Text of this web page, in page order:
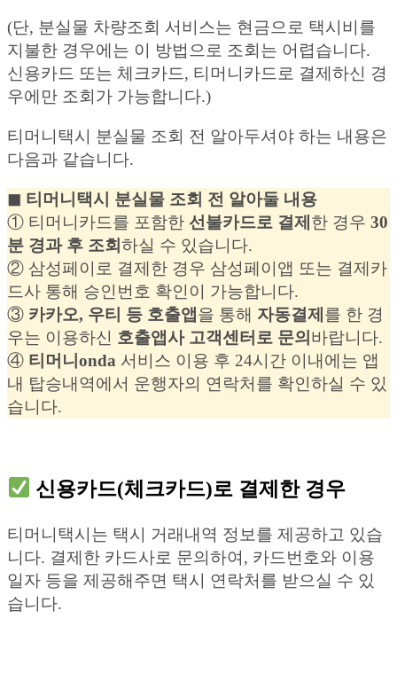
(단, 분실물 차량조회 서비스는 현금으로 택시비를
지불한 경우에는 이 방법으로 조회는 어렵습니다.
신용카드 또는 체크카드, 티머니카드로 결제하신 경
우에만 조회가 가능합니다.)
티머니택시 분실물 조회 전 알아두셔야 하는 내용은
다음과 같습니다.
◼︎ 티머니택시 분실물 조회 전 알아둘 내용
① 티머니카드를 포함한 선불카드로 결제 한 경우 30
분 경과 후 조회하실 수 있습니다.
② 삼성페이로 결제한 경우 삼성페이앱 또는 결제카
드사 통해 승인번호 확인이 가능합니다.
③ 카카오, 우티 등 호출앱 을 통해 자동결제 를 한 경
우는 이용하신 호출앱사 고객센터로 문의 바랍니다.
④ 티머니onda 서비스 이용 후 24시간 이내에는 앱
내 탑승내역에서 운행자의 연락처를 확인하실 수 있
습니다.
신용카드(체크카드)로 결제한 경우
티머니택시는 택시 거래내역 정보를 제공하고 있습
니다. 결제한 카드사로 문의하여, 카드번호와 이용
일자 등을 제공해주면 택시 연락처를 받으실 수 있
습니다.